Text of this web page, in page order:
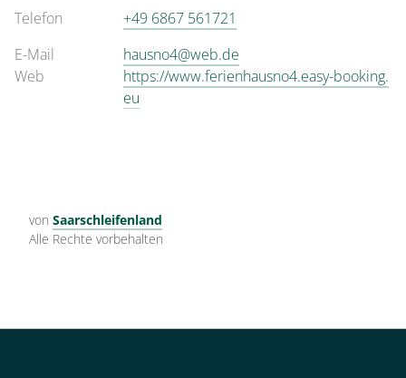
Telefon
+49 6867 561721
E-Mail
hausno4@web.de
Web
https://www.ferienhausno4.easy-booking.
eu
von Saarschleifenland
Alle Rechte vorbehalten